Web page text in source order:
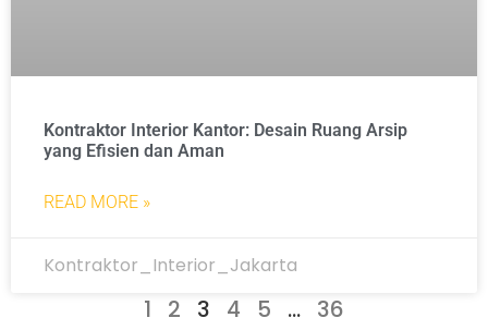
Kontraktor Interior Kantor: Desain Ruang Arsip
yang Efisien dan Aman
READ MORE »
Kontraktor_Interior_Jakarta
1 2 3 4 5 … 36